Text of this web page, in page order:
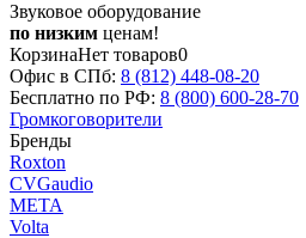
Звуковое оборудование
по низким ценам!
КорзинаНет товаров0
Офис в СПб: 8 (812) 448-08-20
Бесплатно по РФ: 8 (800) 600-28-70
Громкоговорители
Бренды
Roxton
CVGaudio
МЕТА
Volta